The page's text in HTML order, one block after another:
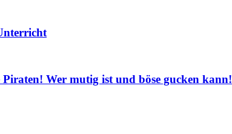
Piraten! Wer mutig ist und böse gucken kann!